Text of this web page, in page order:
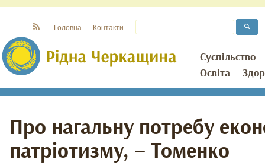
Суспільство
Освіта
Головна Контакти
Про нагальну потребу
патріотизму, – Томенко